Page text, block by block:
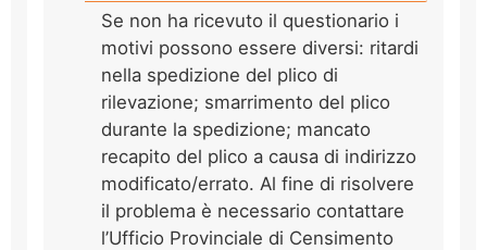
Se non ha ricevuto il questionario i
motivi possono essere diversi: ritardi
nella spedizione del plico di
rilevazione; smarrimento del plico
durante la spedizione; mancato
recapito del plico a causa di indirizzo
modificato/errato. Al fine di risolvere
il problema è necessario contattare
l’Ufficio Provinciale di Censimento